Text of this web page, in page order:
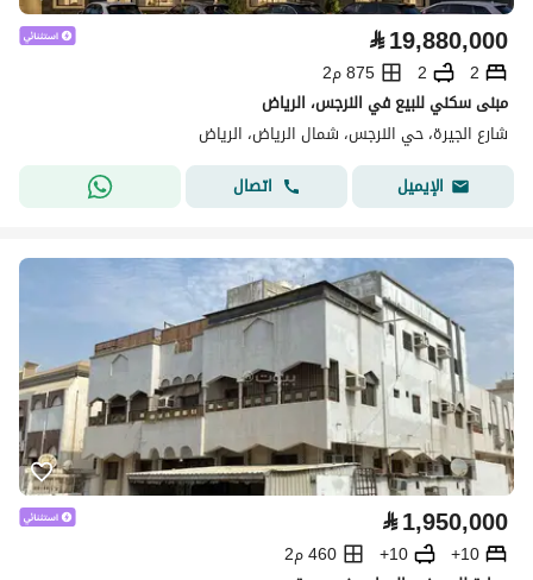
⃁19,880,000
2
2
875 م2
مبنى سكني للبيع في النرجس، الرياض
شارع الجيرة، حي النرجس، شمال الرياض، الرياض
الإيميل
اتصال
⃁1,950,000
10+
10+
460 م2